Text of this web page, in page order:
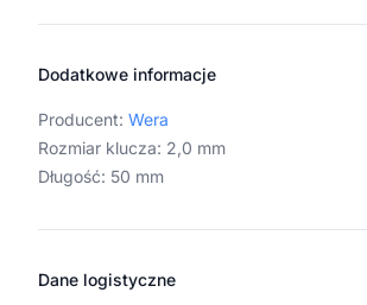
Dodatkowe informacje
Producent: Wera
Rozmiar klucza: 2,0 mm
Długość: 50 mm
Dane logistyczne